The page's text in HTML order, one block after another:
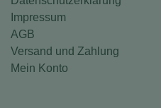
Impressum
AGB
Versand und Zahlung
Mein Konto